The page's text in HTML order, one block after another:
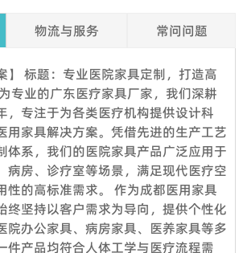
物流与服务 常问问题
】 标题：专业医院家具定制，打造高
专业的广东医疗家具厂家，我们深耕
，专注于为各类医疗机构提供设计科
用家具解决方案。凭借先进的生产工艺
体系，我们的医院家具产品广泛应用于
病房、诊疗室等场景，满足现代医疗空
性的高标准需求。 作为成都医用家具
终坚持以客户需求为导向，提供个性化
院办公家具、病房家具、医养家具等多
件产品均符合人体工学与医疗流程需
业的工程团队，为工程客户和品牌店客户提
的项目解决方案。工程团队负责投标项目、
订单之前索取样品吗？
订单来测试和检查质量。混合样品是可以接
邮费，我们还提供详细的图片和其他您需要
解决方案来消除您的顾虑。
们的工厂吗？
于中国广州，距离广州白云国际机场仅 12
我们的工厂，请联系我们预约。除了带您参
们还可以帮助您预订酒店、机场接机等。
款期限是怎样的？